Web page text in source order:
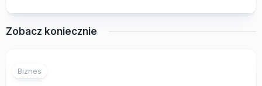
Zobacz koniecznie
Biznes